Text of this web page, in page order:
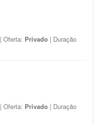
| Oferta: Privado | Duração
| Oferta: Privado | Duração